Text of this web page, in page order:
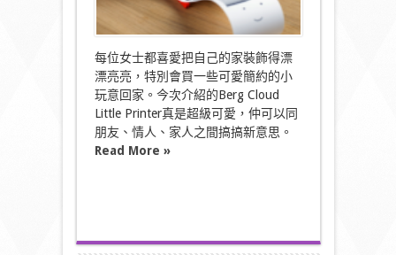
每位女士都喜愛把自己的家裝飾得漂
漂亮亮，特別會買一些可愛簡約的小
玩意回家。今次介紹的Berg Cloud
Little Printer真是超級可愛，仲可以同
朋友、情人、家人之間搞搞新意思。
Read More »